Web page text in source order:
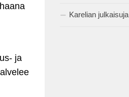
ja
Karelian julkaisuja